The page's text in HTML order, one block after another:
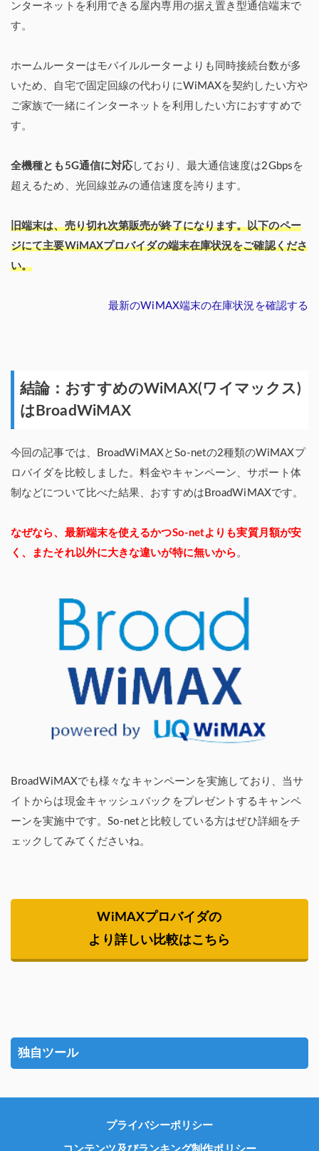
ンターネットを利用できる屋内専用の据え置き型通信端末で
す。
ホームルーターはモバイルルーターよりも同時接続台数が多
いため、自宅で固定回線の代わりにWiMAXを契約したい方や
ご家族で一緒にインターネットを利用したい方におすすめで
す。
全機種とも5G通信に対応 しており、最大通信速度は2Gbpsを
超えるため、光回線並みの通信速度を誇ります。
旧端末は、売り切れ次第販売が終了になります。以下のペー
ジにて主要WiMAXプロバイダの端末在庫状況をご確認くださ
い。
最新のWiMAX端末の在庫状況を確認する
結論：おすすめのWiMAX(ワイマックス)
はBroadWiMAX
今回の記事では、BroadWiMAXとSo-netの2種類のWiMAXプ
ロバイダを比較しました。料金やキャンペーン、サポート体
制などについて比べた結果、おすすめはBroadWiMAXです。
なぜなら、最新端末を使えるかつSo-netよりも実質月額が安
く、またそれ以外に大きな違いが特に無いから。
BroadWiMAXでも様々なキャンペーンを実施しており、当サ
イトからは現金キャッシュバックをプレゼントするキャンペ
ーンを実施中です。So-netと比較している方はぜひ詳細をチ
ェックしてみてくださいね。
WiMAXプロバイダの
より詳しい比較はこちら
独自ツール
プライバシーポリシー